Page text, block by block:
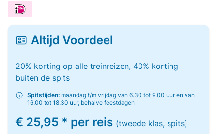
Altijd Voordeel
20% korting op alle treinreizen, 40% korting
buiten de spits
Spitstijden: maandag t/m vrijdag van 6.30 tot 9.00 uur en van
16.00 tot 18.30 uur, behalve feestdagen
€ 25,95 * per reis (tweede klas, spits)